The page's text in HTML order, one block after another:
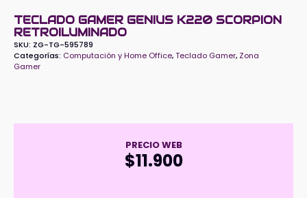
TECLADO GAMER GENIUS K220 SCORPION
RETROILUMINADO
SKU: ZG-TG-595789
Categorías: Computación y Home Office,Teclado Gamer, Zona
Gamer
PRECIO WEB
$11.900